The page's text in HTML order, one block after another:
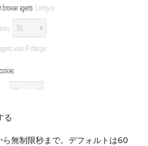
る
無制限秒まで。デフォルトは60